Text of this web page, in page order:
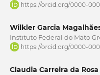
https://orcid.org/0000-
Wilkler Garcia
Instituto Federal do Mato
https://orcid.org/0000-
Claudia Carreira da Rosa